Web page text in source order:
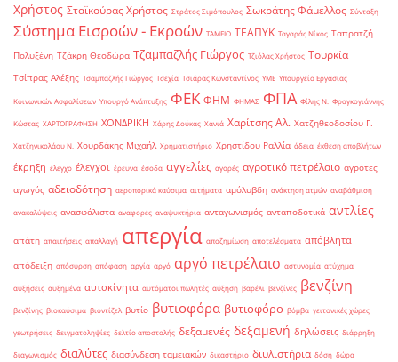
Χρήστος Σταϊκούρας Χρήστος Στράτος Σιμόπουλος Σωκράτης Φάμελλος Σύνταξη
Σύστημα Εισροών - Εκροών ΤΑΜΕΙΟ ΤΕΑΠΥΚ Ταγαράς Νίκος Ταπρατζή
Πολυξένη Τζάκρη Θεοδώρα Τζαμπαζλής Γιώργος Τζιόλας Χρήστος Τουρκία
Τσίπρας Αλέξης Τσαμπαζλής Γιώργος Τσεχία Τσιάρας Κωνσταντίνος ΥΜΕ Υπουργείο Εργασίας
Κοινωνικών Ασφαλίσεων Υπουργό Ανάπτυξης ΦΕΚ ΦΗΜ ΦΗΜΑΣ ΦΠΑ Φίλης Ν. Φραγκογιάννης
Κώστας ΧΑΡΤΟΓΡΑΦΗΣΗ ΧΟΝΔΡΙΚΗ Χάρης Δούκας Χανιά Χαρίτσης Αλ. Χατζηθεοδοσίου Γ.
Χατζηνικολάου Ν. Χουρδάκης Μιχαήλ Χρηματιστήριο Χρηστίδου Ραλλία άδεια έκθεση αποβλήτων
έκρηξη έλεγχο έλεγχοι έρευνα έσοδα αγγελίες αγορές αγροτικό πετρέλαιο αγρότες
αγωγός αδειοδότηση αεροπορικά καύσιμα αιτήματα αμόλυβδη ανάκτηση ατμών αναβάθμιση
ανακαλύψεις ανασφάλιστα αναφορές αναψυκτήρια ανταγωνισμός ανταποδοτικά αντλίες
απάτη απαιτήσεις απαλλαγή απεργία αποζημίωση αποτελέσματα απόβλητα
απόδειξη απόσυρση απόφαση αργία αργό αργό πετρέλαιο αστυνομία ατύχημα
αυξήσεις αυξημένα αυτοκίνητα αυτόματοι πωλητές αύξηση βαρέλι βενζίνες βενζίνη
βενζίνης βιοκαύσιμα βιοντίζελ βυτίο βυτιοφόρα βυτιοφόρο βόμβα γειτονικές χώρες
γεωτρήσεις δειγματοληψίες δελτίο αποστολής δεξαμενές δεξαμενή δηλώσεις διάρρηξη
διαγωνισμός διαλύτες διασύνδεση ταμειακών δικαστήριο διυλιστήρια δόση δώρα